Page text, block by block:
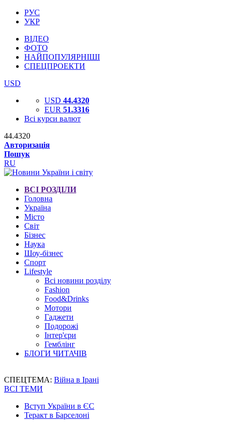
РУС
УКР
ВІДЕО
ФОТО
НАЙПОПУЛЯРНІШІ
СПЕЦПРОЕКТИ
USD
USD 44.4320
EUR 51.3316
Всі курси валют
44.4320
Авторизація
Пошук
RU
ВСІ РОЗДІЛИ
Головна
Україна
Місто
Світ
Бізнес
Наука
Шоу-бізнес
Спорт
Lifestyle
Всі новини розділу
Fashion
Food&Drinks
Мотори
Гаджети
Подорожі
Інтер'єри
Гемблінг
БЛОГИ ЧИТАЧІВ
СПЕЦТЕМА: Війна в Ірані
ВСІ ТЕМИ
Вступ України в ЄС
Теракт в Барселоні